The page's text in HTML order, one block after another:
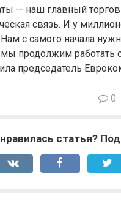
— наш главный
связь. И у
Нам с самого начала
продолжим
председатель
0
статья?